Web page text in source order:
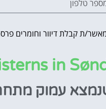
ת קבלת דיוור וחומרים
שנמצא עמוק